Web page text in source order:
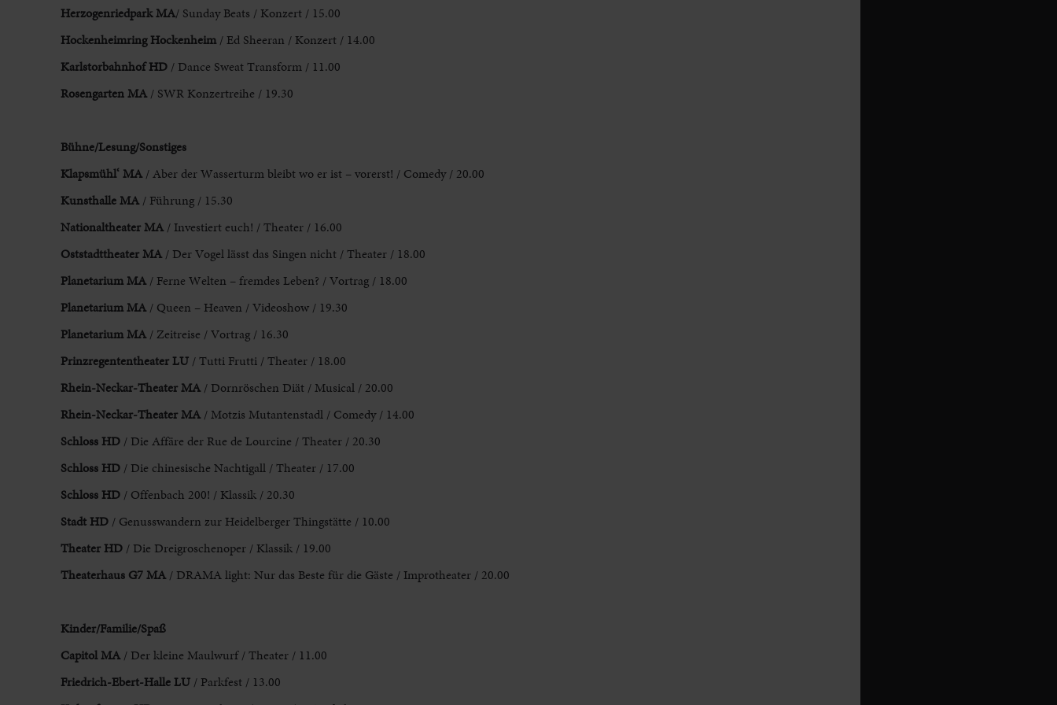
Herzogenriedpark MA/ Sunday Beats / Konzert / 15.00
Hockenheimring Hockenheim / Ed Sheeran / Konzert / 14.00
Karlstorbahnhof HD / Dance Sweat Transform / 11.00
Rosengarten MA / SWR Konzertreihe / 19.30
Bühne/Lesung/Sonstiges
Klapsmühl‘ MA / Aber der Wasserturm bleibt wo er ist – vorerst! / Comedy / 20.00
Kunsthalle MA / Führung / 15.30
Nationaltheater MA / Investiert euch! / Theater / 16.00
Oststadttheater MA / Der Vogel lässt das Singen nicht / Theater / 18.00
Planetarium MA / Ferne Welten – fremdes Leben? / Vortrag / 18.00
Planetarium MA / Queen – Heaven / Videoshow / 19.30
Planetarium MA / Zeitreise / Vortrag / 16.30
Prinzregententheater LU / Tutti Frutti / Theater / 18.00
Rhein-Neckar-Theater MA / Dornröschen Diät / Musical / 20.00
Rhein-Neckar-Theater MA / Motzis Mutantenstadl / Comedy / 14.00
Schloss HD / Die Affäre der Rue de Lourcine / Theater / 20.30
Schloss HD / Die chinesische Nachtigall / Theater / 17.00
Schloss HD / Offenbach 200! / Klassik / 20.30
Stadt HD / Genusswandern zur Heidelberger Thingstätte / 10.00
Theater HD / Die Dreigroschenoper / Klassik / 19.00
Theaterhaus G7 MA / DRAMA light: Nur das Beste für die Gäste / Improtheater / 20.00
Kinder/Familie/Spaß
Capitol MA / Der kleine Maulwurf / Theater / 11.00
Friedrich-Ebert-Halle LU / Parkfest / 13.00